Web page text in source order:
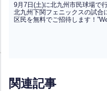
9月7日(土)に北九州市民球場で
北九州下関フェニックスの試合
区民を無料でご招待します！
関連記事